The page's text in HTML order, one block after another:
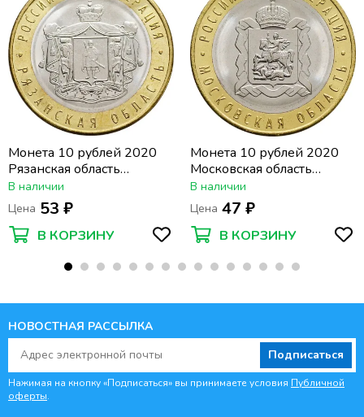
Монета 10 рублей 2020
Рязанская область
(Российская Федерация)
В наличии
Цена 53 ₽
В КОРЗИНУ
Монета 10 рублей 2020
Московская область
(Российская Федерация)
В наличии
Цена 47 ₽
В КОРЗИНУ
НОВОСТНАЯ РАССЫЛКА
Подписаться
Нажимая на кнопку «Подписаться» вы принимаете условия Публичной
оферты.